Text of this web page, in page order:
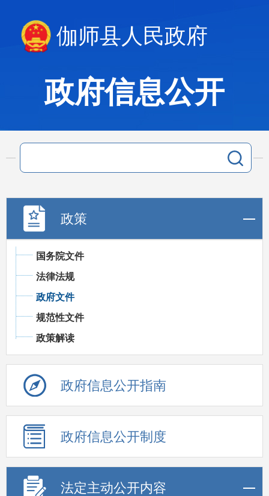
伽师县人民政府
政府信息公开
政策
国务院文件
法律法规
政府文件
规范性文件
政策解读
政府信息公开指南
政府信息公开制度
法定主动公开内容